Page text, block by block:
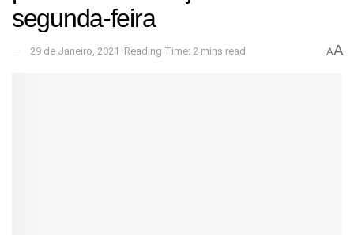
segunda-feira
29 de Janeiro, 2021 Reading Time: 2 mins read AA